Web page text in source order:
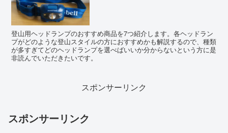
登山用ヘッドランプのおすすめ商品を7つ紹介します。各ヘッドラン
プがどのような登山スタイルの方におすすめかも解説するので、種類
が多すぎてどのヘッドランプを選べばいいか分からないという方に是
非読んでいただきたいです。
スポンサーリンク
スポンサーリンク